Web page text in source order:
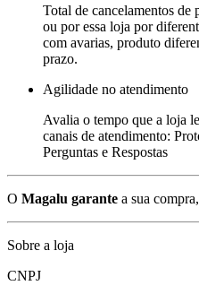
Total de cancelamentos de
ou por essa loja por
com avarias, produto
prazo.
Agilidade no atendimento
Avalia o tempo que a loja
canais de atendimento:
Perguntas e Respostas
O Magalu garante a sua
Sobre a loja
CNPJ